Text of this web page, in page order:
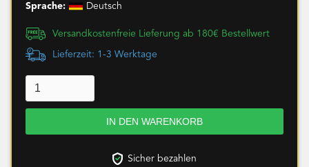
Sprache:
Deutsch
Versandkostenfreie Lieferung ab 180€ Bestellwert
Lieferzeit: 1-3 Werktage
Sicher bezahlen